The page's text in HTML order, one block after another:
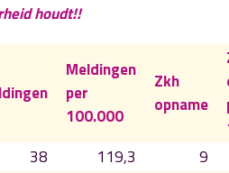
houdt!!
Meldingen
per
100.000
Zkh
opname
38 119,3
9